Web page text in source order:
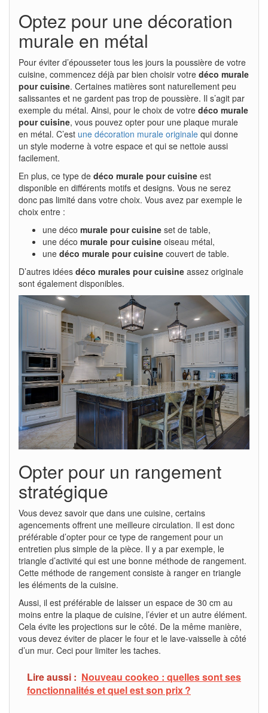
Optez pour une décoration
murale en métal
Pour éviter d’épousseter tous les jours la poussière de votre
cuisine, commencez déjà par bien choisir votre déco murale
pour cuisine. Certaines matières sont naturellement peu
salissantes et ne gardent pas trop de poussière. Il s’agit par
exemple du métal. Ainsi, pour le choix de votre déco murale
pour cuisine, vous pouvez opter pour une plaque murale
en métal. C’est une décoration murale originale qui donne
un style moderne à votre espace et qui se nettoie aussi
facilement.
En plus, ce type de déco murale pour cuisine est
disponible en différents motifs et designs. Vous ne serez
donc pas limité dans votre choix. Vous avez par exemple le
choix entre :
une déco murale pour cuisine set de table,
une déco murale pour cuisine oiseau métal,
une déco murale pour cuisine couvert de table.
D’autres idées déco murales pour cuisine assez originale
sont également disponibles.
Opter pour un rangement
stratégique
Vous devez savoir que dans une cuisine, certains
agencements offrent une meilleure circulation. Il est donc
préférable d’opter pour ce type de rangement pour un
entretien plus simple de la pièce. Il y a par exemple, le
triangle d’activité qui est une bonne méthode de rangement.
Cette méthode de rangement consiste à ranger en triangle
les éléments de la cuisine.
Aussi, il est préférable de laisser un espace de 30 cm au
moins entre la plaque de cuisine, l’évier et un autre élément.
Cela évite les projections sur le côté. De la même manière,
vous devez éviter de placer le four et le lave-vaisselle à côté
d’un mur. Ceci pour limiter les taches.
Lire aussi : Nouveau cookeo : quelles sont ses
fonctionnalités et quel est son prix ?